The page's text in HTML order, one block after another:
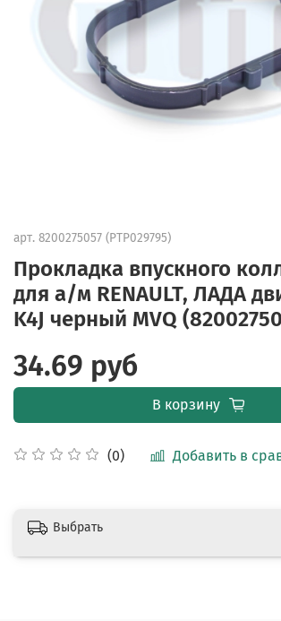
арт. 8200275057 (PTP029795)
Прокладка впускного
для а/м RENAULT, ЛАДА
K4J черный MVQ
(0) Добавить в
34.69 руб
В корзину
Выбрать